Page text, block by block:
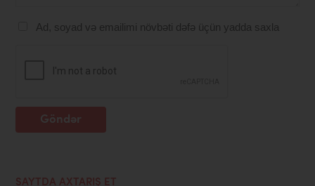
SAYTDA AXTARIŞ ET
Ad, soyad və emailimi növbəti dəfə üçün yadda saxla
Göndər